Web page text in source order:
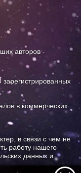
авторов -
в коммерческих
в связи с чем не
работу нашего
данных и